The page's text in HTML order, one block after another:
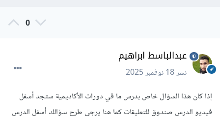
0
عبدالباسط ابراهيم
نشر18 نوفمبر 2025
إذا كان هذا السؤال خاص بدرس ما في دورات الأكاديمية ستجد أسفل
فيديو الدرس صندوق للتعليقات كما هنا يرجى طرح سؤالك أسفل الدرس